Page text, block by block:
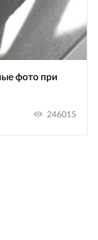
фото при
246015